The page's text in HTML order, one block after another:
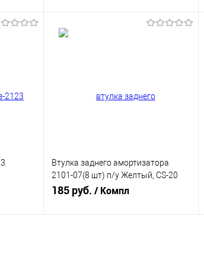
Втулка заднего амортизатора
2101-07(8 шт) п/у Желтый, CS-20
00154
185 руб. / Компл